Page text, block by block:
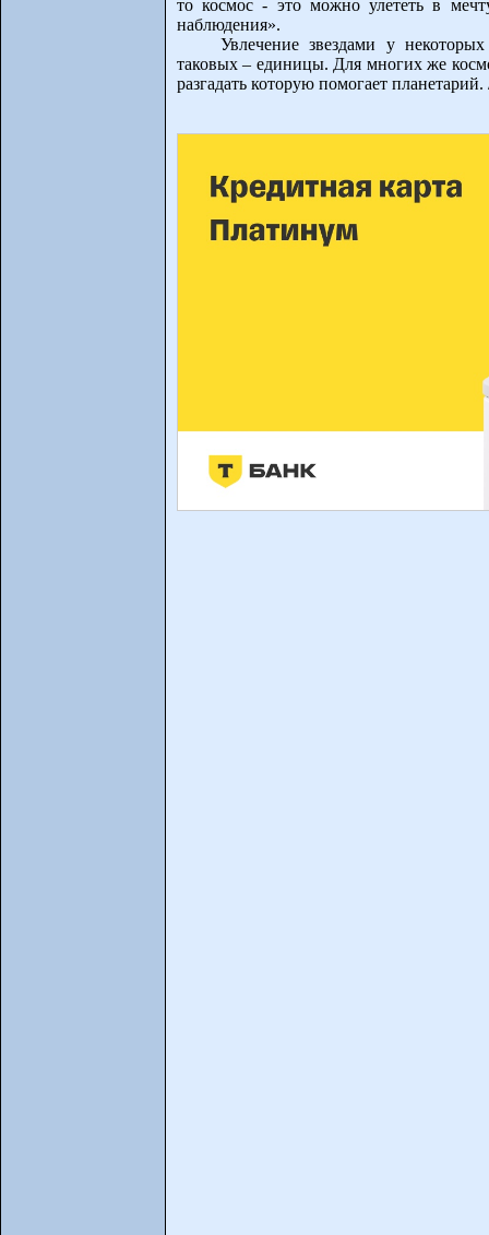
то космос - это можно улететь в
наблюдения».
Увлечение звездами у
таковых – единицы. Для многих же
разгадать которую помогает